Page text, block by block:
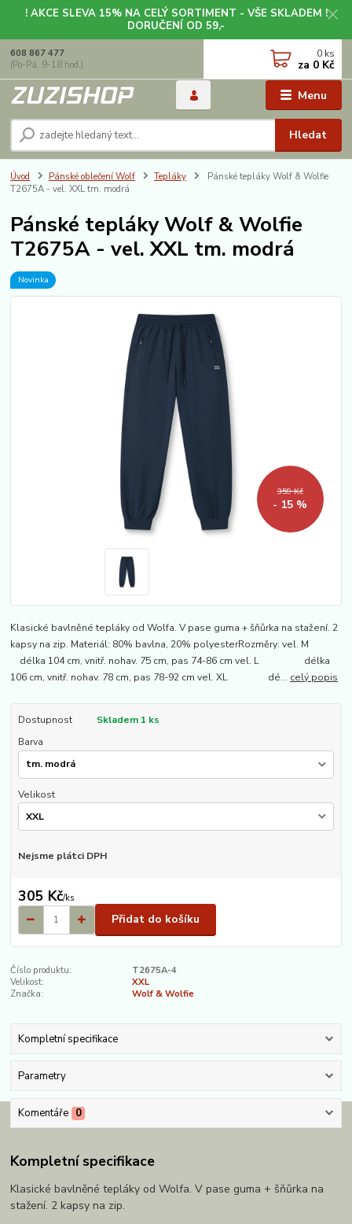
! AKCE SLEVA 15% NA CELÝ SORTIMENT - VŠE SKLADEM !
DORUČENÍ OD 59,-
Menu
Hledat
608 867 477
(Po-Pá, 9-18 hod.)
0 ks
za 0 Kč
Úvod Pánské oblečení Wolf Tepláky
Pánské tepláky Wolf & Wolfie
T2675A - vel. XXL tm. modrá
Pánské tepláky Wolf & Wolfie
T2675A - vel. XXL tm. modrá
Novinka
359 Kč
- 15 %
Klasické bavlněné tepláky od Wolfa. V pase guma + šňůrka na stažení. 2
kapsy na zip. Materiál: 80% bavlna, 20% polyesterRozměry: vel. M
délka 104 cm, vnitř. nohav. 75 cm, pas 74-86 cm vel. L délka
106 cm, vnitř. nohav. 78 cm, pas 78-92 cm vel. XL dé... celý popis
Dostupnost
Skladem 1 ks
Barva
Velikost
Nejsme plátci DPH
305 Kč/ks
Přidat do košíku
Číslo produktu:
T2675A-4
Velikost:
XXL
Značka:
Wolf & Wolfie
Kompletní specifikace
Parametry
Komentáře 0
Kompletní specifikace
Klasické bavlněné tepláky od Wolfa. V pase guma + šňůrka na
stažení. 2 kapsy na zip.